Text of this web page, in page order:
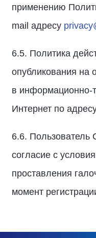
применению
mail адресу
6.5. Политика
опубликования на
в информационно-
Интернет по
6.6. Пользователь
согласие с
проставления
момент